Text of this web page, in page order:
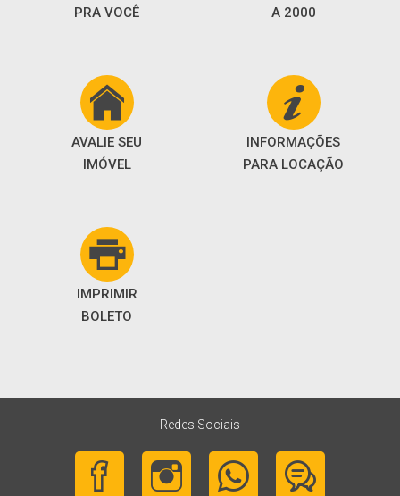
PRA VOCÊ
A 2000
AVALIE SEU
IMÓVEL
INFORMAÇÕES
PARA LOCAÇÃO
IMPRIMIR
BOLETO
Redes Sociais